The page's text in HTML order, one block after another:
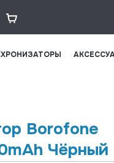
Borofone
Чёрный